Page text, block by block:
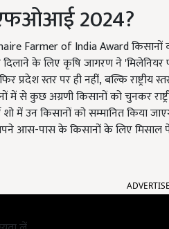
2024?
Farmer of India Award
के लिए कृषि जागरण ने'मिलेनियर
प्रदेश स्तर पर ही नहीं,बल्कि
से कुछ अग्रणी किसानों को चुनकर
में उन किसानों को सम्मानित किया
आस-पास के किसानों के लिए मिसाल